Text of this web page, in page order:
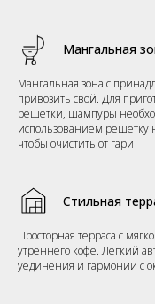
Мангальная
Мангальная зона с
привозить свой. Для
решетки, шампуры
использованием решетку
чтобы очистить от гари
Стильная
Просторная терраса с
утреннего кофе. Легкий
уединения и гармонии с